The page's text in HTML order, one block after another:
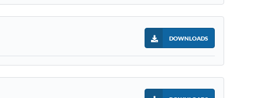
DOWNLOADS